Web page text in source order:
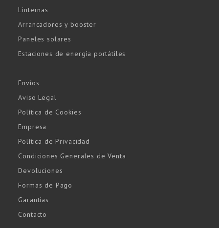
Linternas
Arrancadores y booster
Paneles solares
Estaciones de energía portátiles
Envíos
Aviso Legal
Política de Cookies
Empresa
Política de Privacidad
Condiciones Generales de Venta
Devoluciones
Formas de Pago
Garantías
Contacto